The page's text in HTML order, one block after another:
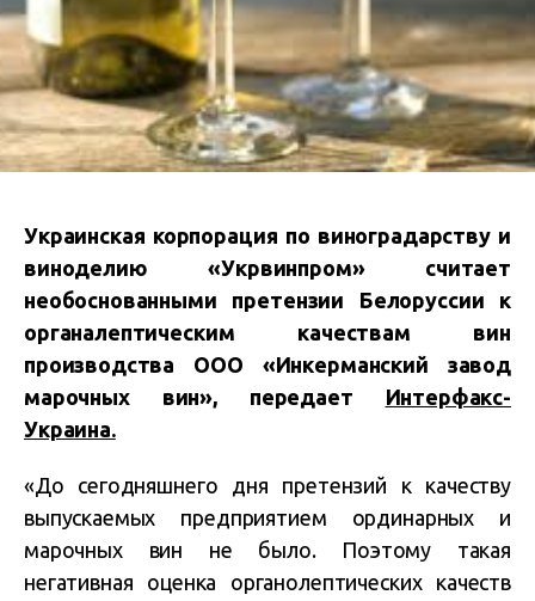
Украинская корпорация по виноградарству и
виноделию «Укрвинпром» считает
необоснованными претензии Белоруссии к
органалептическим качествам вин
производства ООО «Инкерманский завод
марочных вин», передает Интерфакс-
Украина.
«До сегодняшнего дня претензий к качеству
выпускаемых предприятием ординарных и
марочных вин не было. Поэтому такая
негативная оценка органолептических качеств